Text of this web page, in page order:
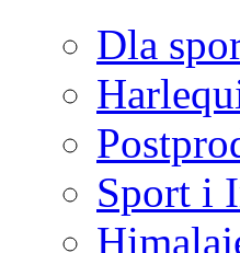
Dla
Sport i